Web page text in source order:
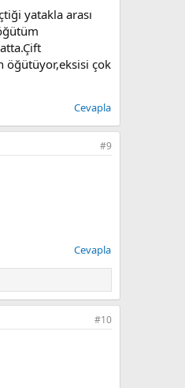
yatakla arası
öğütüyor,eksisi çok
Cevapla
#9
Cevapla
#10